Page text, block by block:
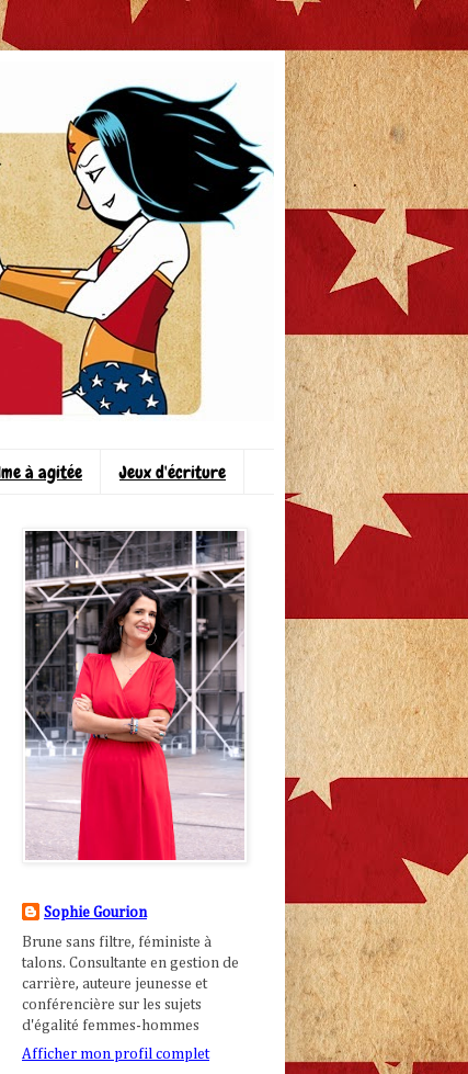
à agitée Jeux d'écriture
Sophie Gourion
Brune sans filtre, féministe à
talons. Consultante en gestion de
carrière, auteure jeunesse et
conférencière sur les sujets
d'égalité femmes-hommes
Afficher mon profil complet